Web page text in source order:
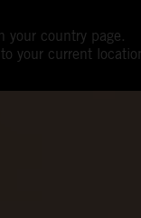
your country page.
your current